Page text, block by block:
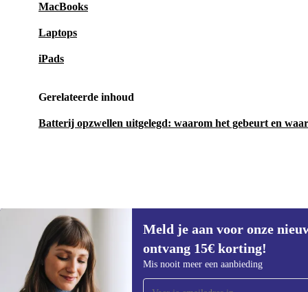
MacBooks
Laptops
iPads
Gerelateerde inhoud
Batterij opzwellen uitgelegd: waarom het gebeurt en
€464,10€909
Meld je aan voor onze
ontvang 15€ korting!
Mis nooit meer een aanbieding
Meld je aan voor onze nieuwsbrief en
ontvang €15 korting!